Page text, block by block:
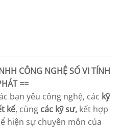
CÔNG NGHỆ SỐ VI TÍNH
==
bạn yêu công nghệ, các kỹ
kế, cùng các kỹ sư, kết hợp
hiện sự chuyên môn của